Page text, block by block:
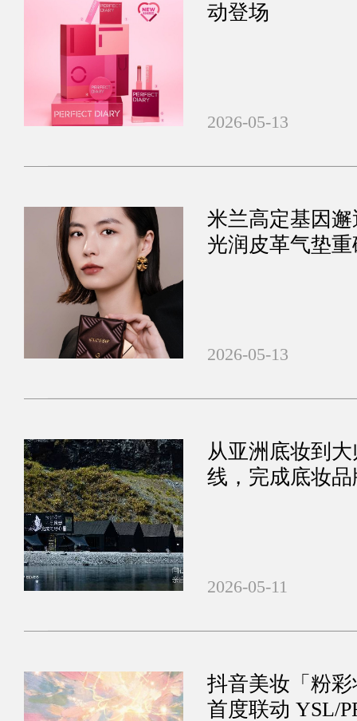
动登场
2026-05-13
米兰高定基因邂
光润皮革气垫
2026-05-13
从亚洲底妆到
线，完成底妆
2026-05-11
抖音美妆「粉
首度联动 YSL/